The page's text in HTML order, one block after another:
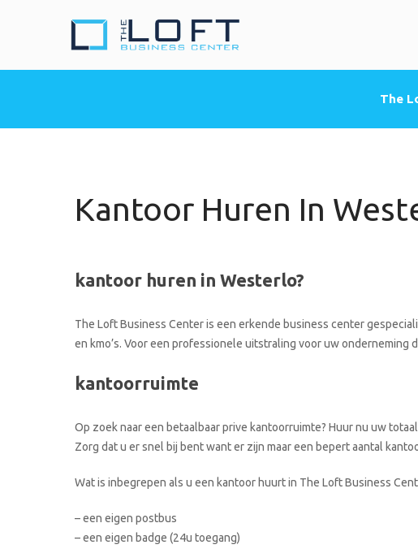
The
Kantoor Huren In
kantoor huren in Westerlo?
The Loft Business Center is een erkende business center
en kmo’s. Voor een professionele uitstraling voor uw onderneming
kantoorruimte
Op zoek naar een betaalbaar prive kantoorruimte? Huur nu uw
Zorg dat u er snel bij bent want er zijn maar een bepert aantal
Wat is inbegrepen als u een kantoor huurt in The Loft Business
– een eigen postbus
– een eigen badge (24u toegang)